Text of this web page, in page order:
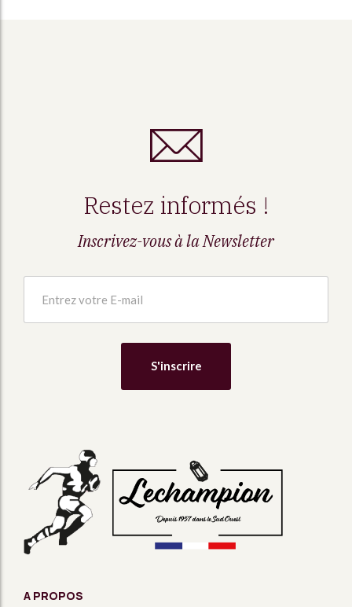
Restez informés !
Inscrivez-vous à la Newsletter
A PROPOS